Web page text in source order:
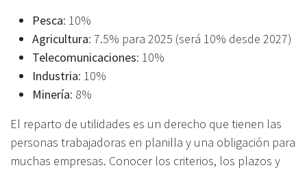
Pesca: 10%
Agricultura: 7.5% para 2025 (será 10% desde 2027)
Telecomunicaciones: 10%
Industria: 10%
Minería: 8%
El reparto de utilidades es un derecho que tienen las
personas trabajadoras en planilla y una obligación para
muchas empresas. Conocer los criterios, los plazos y